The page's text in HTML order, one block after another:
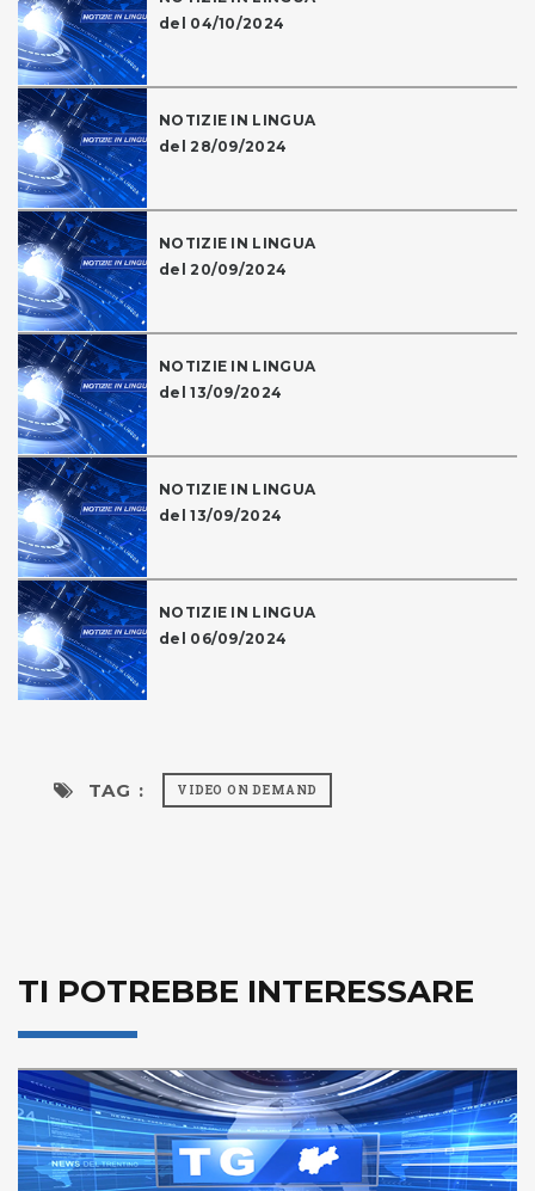
del 04/10/2024
NOTIZIE IN LINGUA
del 28/09/2024
NOTIZIE IN LINGUA
del 20/09/2024
NOTIZIE IN LINGUA
del 13/09/2024
NOTIZIE IN LINGUA
del 13/09/2024
NOTIZIE IN LINGUA
del 06/09/2024
TAG : VIDEO ON DEMAND
TI POTREBBE INTERESSARE